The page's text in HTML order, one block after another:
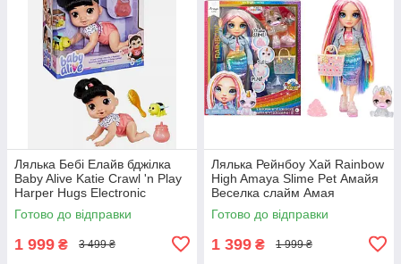
Лялька Бебі Елайв бджілка
Baby Alive Katie Crawl 'n Play
Harper Hugs Electronic
Crawling
Готово до відправки
1 999 ₴ 3 499 ₴
Лялька Рейнбоу Хай Rainbow
High Amaya Slime Pet Амайя
Веселка слайм Амая
Готово до відправки
1 399 ₴ 1 999 ₴